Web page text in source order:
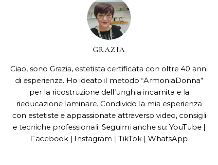
GRAZIA
Ciao, sono Grazia, estetista certificata con oltre 40 anni
di esperienza. Ho ideato il metodo “ArmoniaDonna”
per la ricostruzione dell’unghia incarnita e la
rieducazione laminare. Condivido la mia esperienza
con estetiste e appassionate attraverso video, consigli
e tecniche professionali. Seguimi anche su: YouTube |
Facebook | Instagram | TikTok | WhatsApp